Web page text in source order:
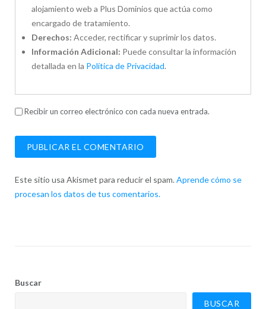
alojamiento web a Plus Dominios que actúa como
encargado de tratamiento.
Derechos: Acceder, rectificar y suprimir los datos.
Información Adicional: Puede consultar la información
detallada en la Política de Privacidad.
Recibir un correo electrónico con cada nueva entrada.
Este sitio usa Akismet para reducir el spam. Aprende cómo se
procesan los datos de tus comentarios.
Buscar
BUSCAR